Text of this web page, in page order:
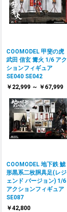
COOMODEL 甲斐の虎
武田 信玄 篝火 1/6 アク
ションフィギュア
SE040 SE042
￥22,999 ～ ￥67,999
COOMODEL 地下鉄 鯱
形黒系二枚胴具足(レジ
ェンド バージョン) 1/6
アクションフィギュア
SE087
￥42,800